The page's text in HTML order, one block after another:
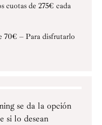
cuotas de 275€ cada
70€ – Para disfrutarlo
se da la opción
si lo desean